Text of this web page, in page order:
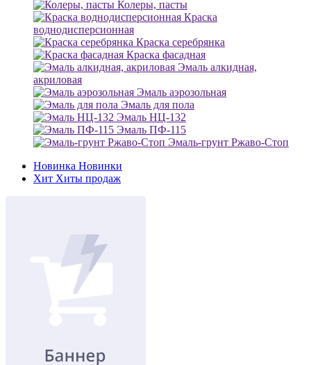
Колеры, пасты
Краска
воднодисперсионная
Краска серебрянка
Краска фасадная
Эмаль алкидная,
акриловая
Эмаль аэрозольная
Эмаль для пола
Эмаль НЦ-132
Эмаль ПФ-115
Эмаль-грунт Ржаво-Стоп
Новинка Новинки
Хит Хиты продаж